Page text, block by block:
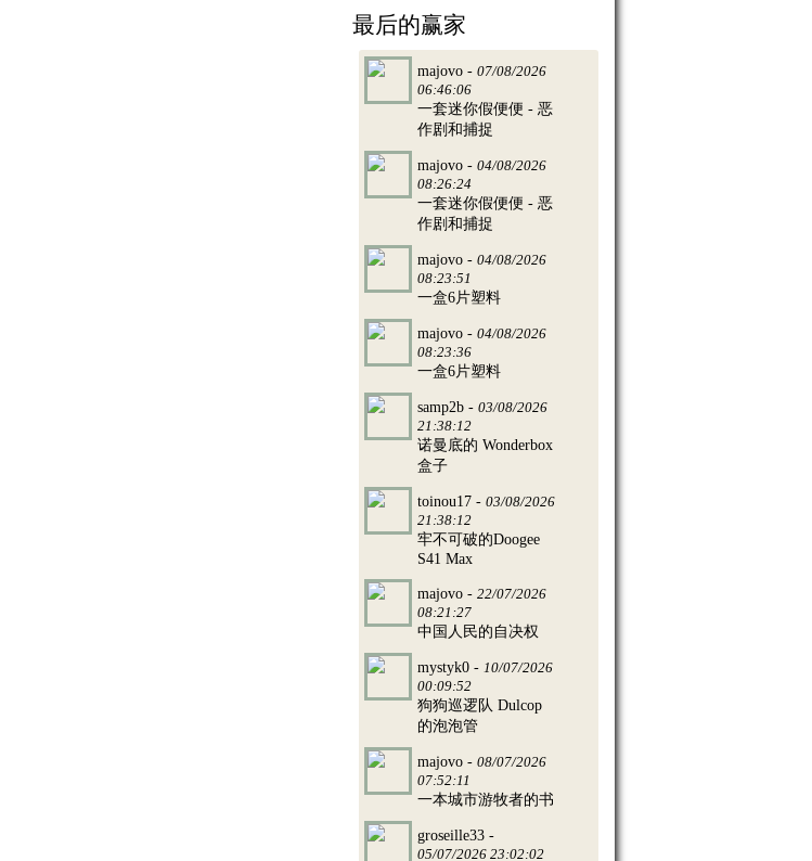
最后的赢家
majovo - 07/08/2026
06:46:06
一套迷你假便便 - 恶
作剧和捕捉
majovo - 04/08/2026
08:26:24
一套迷你假便便 - 恶
作剧和捕捉
majovo - 04/08/2026
08:23:51
一盒6片塑料
majovo - 04/08/2026
08:23:36
一盒6片塑料
samp2b - 03/08/2026
21:38:12
诺曼底的 Wonderbox
盒子
toinou17 - 03/08/2026
21:38:12
牢不可破的Doogee
S41 Max
majovo - 22/07/2026
08:21:27
中国人民的自决权
mystyk0 - 10/07/2026
00:09:52
狗狗巡逻队 Dulcop
的泡泡管
majovo - 08/07/2026
07:52:11
一本城市游牧者的书
groseille33 -
05/07/2026 23:02:02